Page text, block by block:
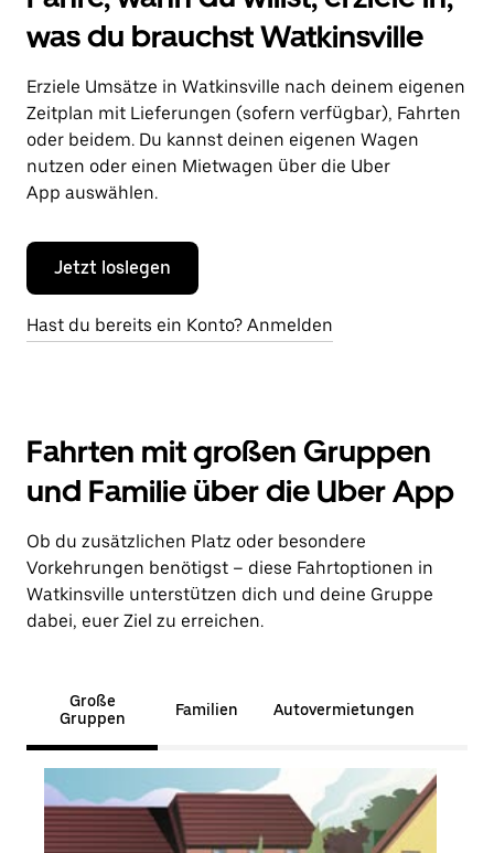
was du brauchst Watkinsville
Erziele Umsätze in Watkinsville nach deinem eigenen
Zeitplan mit Lieferungen (sofern verfügbar), Fahrten
oder beidem. Du kannst deinen eigenen Wagen
nutzen oder einen Mietwagen über die Uber
App auswählen.
Jetzt loslegen
Hast du bereits ein Konto? Anmelden
Fahrten mit großen Gruppen
und Familie über die Uber App
Ob du zusätzlichen Platz oder besondere
Vorkehrungen benötigst – diese Fahrtoptionen in
Watkinsville unterstützen dich und deine Gruppe
dabei, euer Ziel zu erreichen.
Große
Gruppen
Familien Autovermietungen